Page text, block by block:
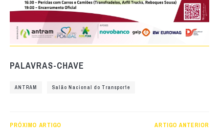
PALAVRAS-CHAVE
ANTRAM Salão Nacional do Transporte
PRÓXIMO ARTIGO ARTIGO ANTERIOR